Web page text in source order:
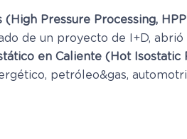
Pressure Processing,
de un proyecto de I+D, abrió
en Caliente (Hot Isostatic
petróleo&gas,